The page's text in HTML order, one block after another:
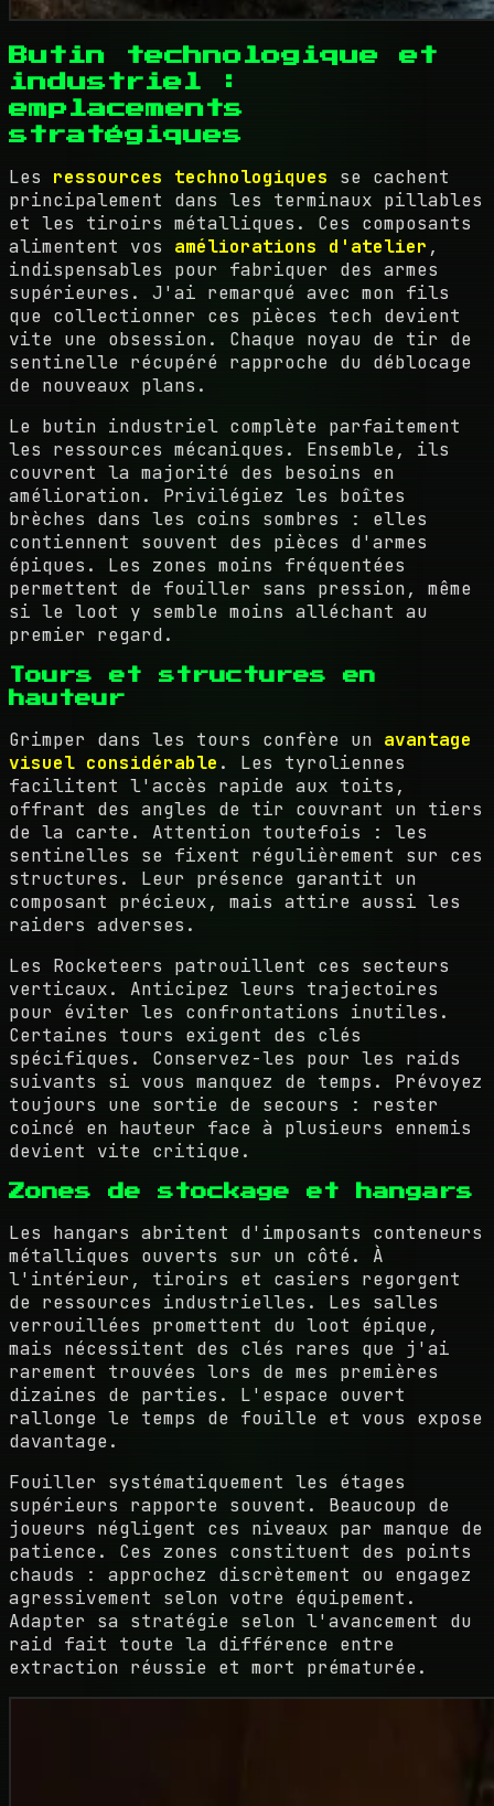
Butin technologique et
industriel :
emplacements
stratégiques
Les ressources technologiques se cachent
principalement dans les terminaux pillables
et les tiroirs métalliques. Ces composants
alimentent vos améliorations d'atelier ,
indispensables pour fabriquer des armes
supérieures. J'ai remarqué avec mon fils
que collectionner ces pièces tech devient
vite une obsession. Chaque noyau de tir de
sentinelle récupéré rapproche du déblocage
de nouveaux plans.
Le butin industriel complète parfaitement
les ressources mécaniques. Ensemble, ils
couvrent la majorité des besoins en
amélioration. Privilégiez les boîtes
brèches dans les coins sombres : elles
contiennent souvent des pièces d'armes
épiques. Les zones moins fréquentées
permettent de fouiller sans pression, même
si le loot y semble moins alléchant au
premier regard.
Tours et structures en
hauteur
Grimper dans les tours confère un avantage
visuel considérable . Les tyroliennes
facilitent l'accès rapide aux toits,
offrant des angles de tir couvrant un tiers
de la carte. Attention toutefois : les
sentinelles se fixent régulièrement sur ces
structures. Leur présence garantit un
composant précieux, mais attire aussi les
raiders adverses.
Les Rocketeers patrouillent ces secteurs
verticaux. Anticipez leurs trajectoires
pour éviter les confrontations inutiles.
Certaines tours exigent des clés
spécifiques. Conservez-les pour les raids
suivants si vous manquez de temps. Prévoyez
toujours une sortie de secours : rester
coincé en hauteur face à plusieurs ennemis
devient vite critique.
Zones de stockage et hangars
Les hangars abritent d'imposants conteneurs
métalliques ouverts sur un côté. À
l'intérieur, tiroirs et casiers regorgent
de ressources industrielles. Les salles
verrouillées promettent du loot épique,
mais nécessitent des clés rares que j'ai
rarement trouvées lors de mes premières
dizaines de parties. L'espace ouvert
rallonge le temps de fouille et vous expose
davantage.
Fouiller systématiquement les étages
supérieurs rapporte souvent. Beaucoup de
joueurs négligent ces niveaux par manque de
patience. Ces zones constituent des points
chauds : approchez discrètement ou engagez
agressivement selon votre équipement.
Adapter sa stratégie selon l'avancement du
raid fait toute la différence entre
extraction réussie et mort prématurée.